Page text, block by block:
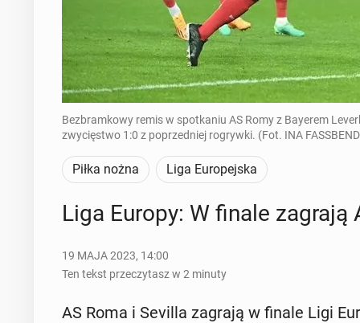
Bezbramkowy remis w spotkaniu AS Romy z Bayerem
zwycięstwo 1:0 z poprzedniej rogrywki. (Fot. INA
Piłka nożna Liga Europejska
Liga Europy: W finale zagrają
19 MAJA 2023, 14:00
Ten tekst przeczytasz w 2 minuty
AS Roma i Sevilla zagrają w finale Ligi